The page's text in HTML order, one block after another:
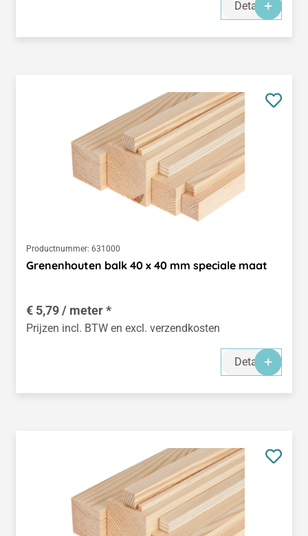
Details
Productnummer: 631000
Grenenhouten balk 40 x 40 mm speciale maat
€ 5,79 / meter *
Prijzen incl. BTW en excl. verzendkosten
Details